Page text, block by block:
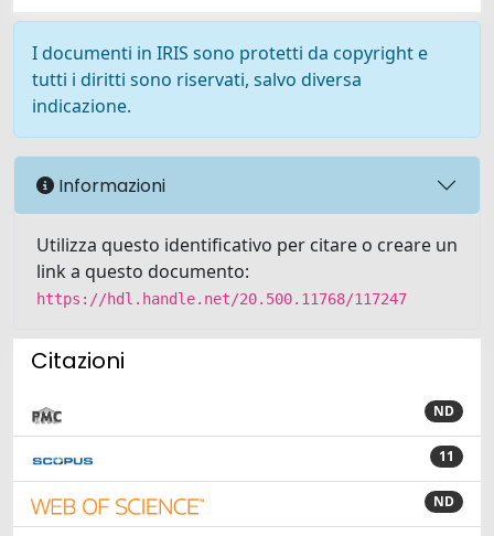
I documenti in IRIS sono protetti da copyright e
tutti i diritti sono riservati, salvo diversa
indicazione.
Informazioni
Utilizza questo identificativo per citare o creare un
link a questo documento:
https://hdl.handle.net/20.500.11768/117247
Citazioni
ND
11
ND